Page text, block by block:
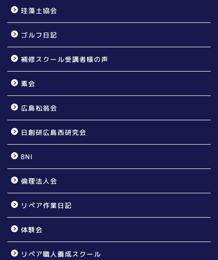
珪藻土協会
ゴルフ日記
補修スクール受講者様の声
素会
広島松翁会
日創研広島西研究会
BNI
倫理法人会
リペア作業日記
体験会
リペア職人養成スクール